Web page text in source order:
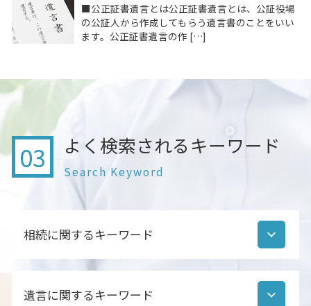
■公正証書遺言とは公正証書遺言とは、公証役場
の公証人から作成してもらう遺言書のことをいい
ます。公正証書遺言の作 […]
03 よく検索されるキーワード
Search Keyword
相続に関するキーワード
後見人 相続人調査
遺言に関するキーワード